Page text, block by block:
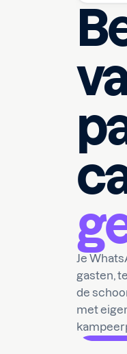
Je
gasten,
de
met